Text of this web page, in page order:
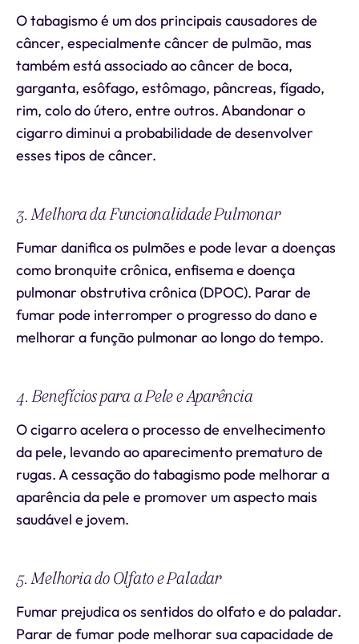
O tabagismo é um dos principais causadores de
câncer, especialmente câncer de pulmão, mas
também está associado ao câncer de boca,
garganta, esôfago, estômago, pâncreas, fígado,
rim, colo do útero, entre outros. Abandonar o
cigarro diminui a probabilidade de desenvolver
esses tipos de câncer.
3. Melhora da Funcionalidade Pulmonar
Fumar danifica os pulmões e pode levar a doenças
como bronquite crônica, enfisema e doença
pulmonar obstrutiva crônica (DPOC). Parar de
fumar pode interromper o progresso do dano e
melhorar a função pulmonar ao longo do tempo.
4. Benefícios para a Pele e Aparência
O cigarro acelera o processo de envelhecimento
da pele, levando ao aparecimento prematuro de
rugas. A cessação do tabagismo pode melhorar a
aparência da pele e promover um aspecto mais
saudável e jovem.
5. Melhoria do Olfato e Paladar
Fumar prejudica os sentidos do olfato e do paladar.
Parar de fumar pode melhorar sua capacidade de